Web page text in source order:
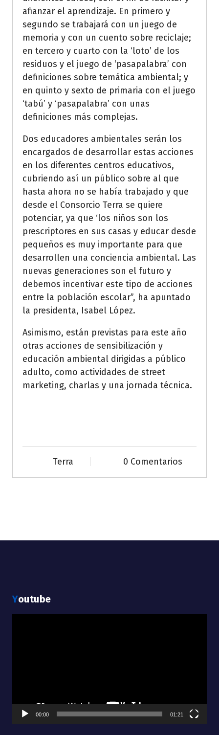
afianzar el aprendizaje. En primero y
segundo se trabajará con un juego de
memoria y con un cuento sobre reciclaje;
en tercero y cuarto con la ‘loto’ de los
residuos y el juego de ‘pasapalabra’ con
definiciones sobre temática ambiental; y
en quinto y sexto de primaria con el juego
‘tabú’ y ‘pasapalabra’ con unas
definiciones más complejas.
Dos educadores ambientales serán los
encargados de desarrollar estas acciones
en los diferentes centros educativos,
cubriendo así un público sobre al que
hasta ahora no se había trabajado y que
desde el Consorcio Terra se quiere
potenciar, ya que ‘los niños son los
prescriptores en sus casas y educar desde
pequeños es muy importante para que
desarrollen una conciencia ambiental. Las
nuevas generaciones son el futuro y
debemos incentivar este tipo de acciones
entre la población escolar”, ha apuntado
la presidenta, Isabel López.
Asimismo, están previstas para este año
otras acciones de sensibilización y
educación ambiental dirigidas a público
adulto, como actividades de street
marketing, charlas y una jornada técnica.
Terra 0 Comentarios
Youtube
00:00 01:21